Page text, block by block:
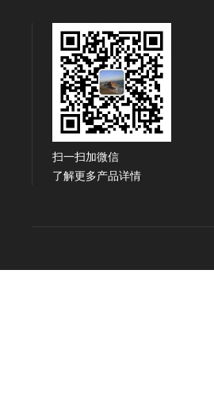
扫一扫加微信
了解更多产品详情